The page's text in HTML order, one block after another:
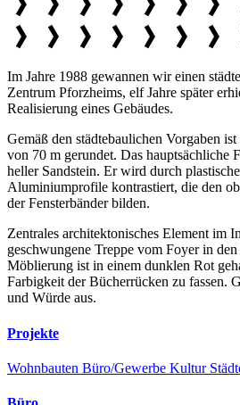
Im Jahre 1988 gewannen wir einen
Zentrum Pforzheims, elf Jahre später
Realisierung eines Gebäudes.
Gemäß den städtebaulichen Vorgaben
von 70 m gerundet. Das hauptsächliche
heller Sandstein. Er wird durch
Aluminiumprofile kontrastiert, die den
der Fensterbänder bilden.
Zentrales architektonisches Element im
geschwungene Treppe vom Foyer in
Möblierung ist in einem dunklen Rot
Farbigkeit der Bücherrücken zu fassen.
und Würde aus.
Projekte
Wohnbauten Büro/Gewerbe Kultur